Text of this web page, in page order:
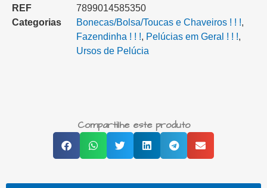
REF
7899014585350
Categorias
Bonecas/Bolsa/Toucas e Chaveiros ! ! !,
Fazendinha ! ! !, Pelúcias em Geral ! ! !,
Ursos de Pelúcia
Compartilhe este produto